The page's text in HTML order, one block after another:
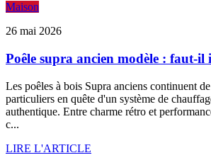
Maison
26 mai 2026
Poêle supra ancien modèle : faut-il
Les poêles à bois Supra anciens continuent
particuliers en quête d'un système de
authentique. Entre charme rétro et
c...
LIRE L'ARTICLE